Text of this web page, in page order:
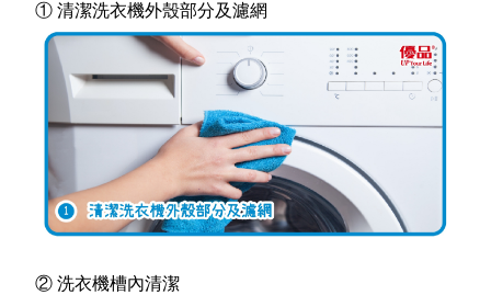
① 清潔洗衣機外殼部分及濾網
② 洗衣機槽內清潔